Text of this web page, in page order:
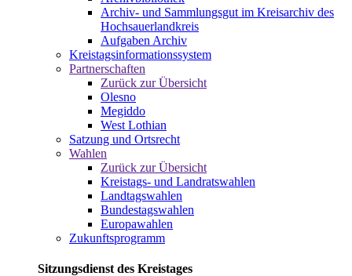
Archiv- und Sammlungsgut im Kreisarchiv des
Hochsauerlandkreis
Aufgaben Archiv
Kreistagsinformationssystem
Partnerschaften
Zurück zur Übersicht
Olesno
Megiddo
West Lothian
Satzung und Ortsrecht
Wahlen
Zurück zur Übersicht
Kreistags- und Landratswahlen
Landtagswahlen
Bundestagswahlen
Europawahlen
Zukunftsprogramm
Sitzungsdienst des Kreistages